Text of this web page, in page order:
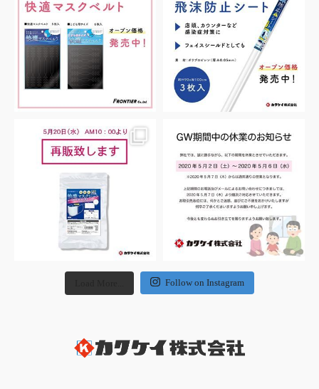
Follow on Instagram